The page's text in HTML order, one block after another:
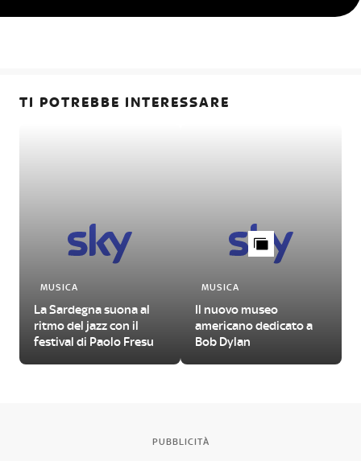
TI POTREBBE INTERESSARE
MUSICA
La Sardegna suona al
ritmo del jazz con il
festival di Paolo Fresu
MUSICA
Il nuovo museo
americano dedicato a
Bob Dylan
PUBBLICITÀ